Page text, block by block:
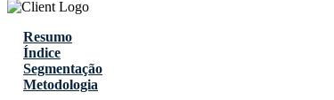
Resumo
Índice
Segmentação
Metodologia